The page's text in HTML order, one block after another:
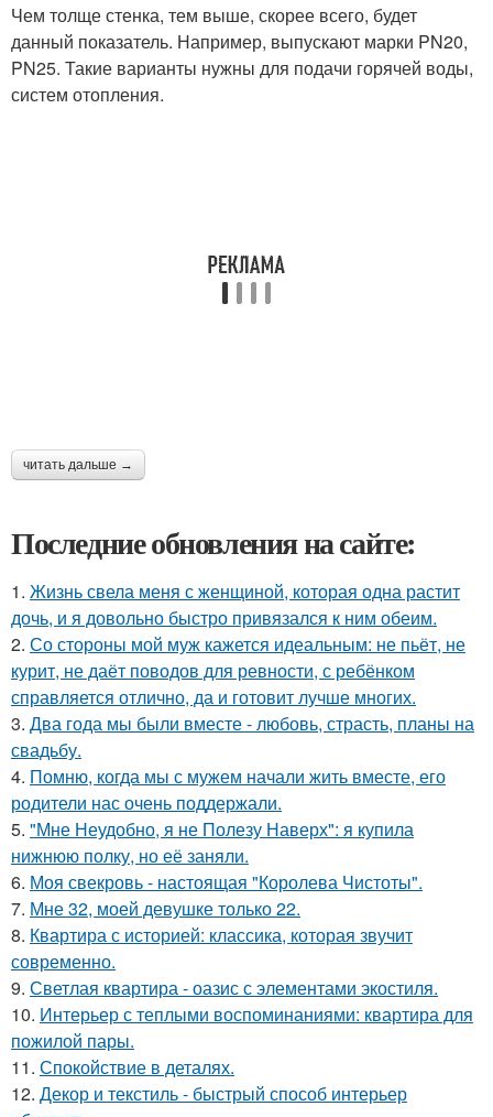
Чем толще стенка, тем выше, скорее всего, будет
данный показатель. Например, выпускают марки PN20,
PN25. Такие варианты нужны для подачи горячей воды,
систем отопления.
читать дальше →
Последние обновления на сайте:
1. Жизнь свела меня с женщиной, которая одна растит
дочь, и я довольно быстро привязался к ним обеим.
2. Со стороны мой муж кажется идеальным: не пьёт, не
курит, не даёт поводов для ревности, с ребёнком
справляется отлично, да и готовит лучше многих.
3. Два года мы были вместе - любовь, страсть, планы на
свадьбу.
4. Помню, когда мы с мужем начали жить вместе, его
родители нас очень поддержали.
5. "Мне Неудобно, я не Полезу Наверх": я купила
нижнюю полку, но её заняли.
6. Моя свекровь - настоящая "Королева Чистоты".
7. Мне 32, моей девушке только 22.
8. Квартира с историей: классика, которая звучит
современно.
9. Светлая квартира - оазис с элементами экостиля.
10. Интерьер с теплыми воспоминаниями: квартира для
пожилой пары.
11. Спокойствие в деталях.
12. Декор и текстиль - быстрый способ интерьер